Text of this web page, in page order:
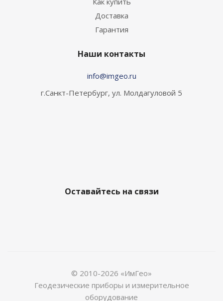
Доставка
Гарантия
Наши контакты
info@imgeo.ru
г.Санкт-Петербург, ул. Молдагуловой 5
Оставайтесь на связи
© 2010-2026 «ИмГео»
Геодезические приборы и измерительное
оборудование